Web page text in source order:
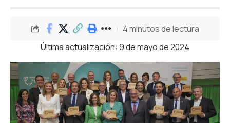
Última actualización: 9 de mayo de 2024
4 minutos de lectura